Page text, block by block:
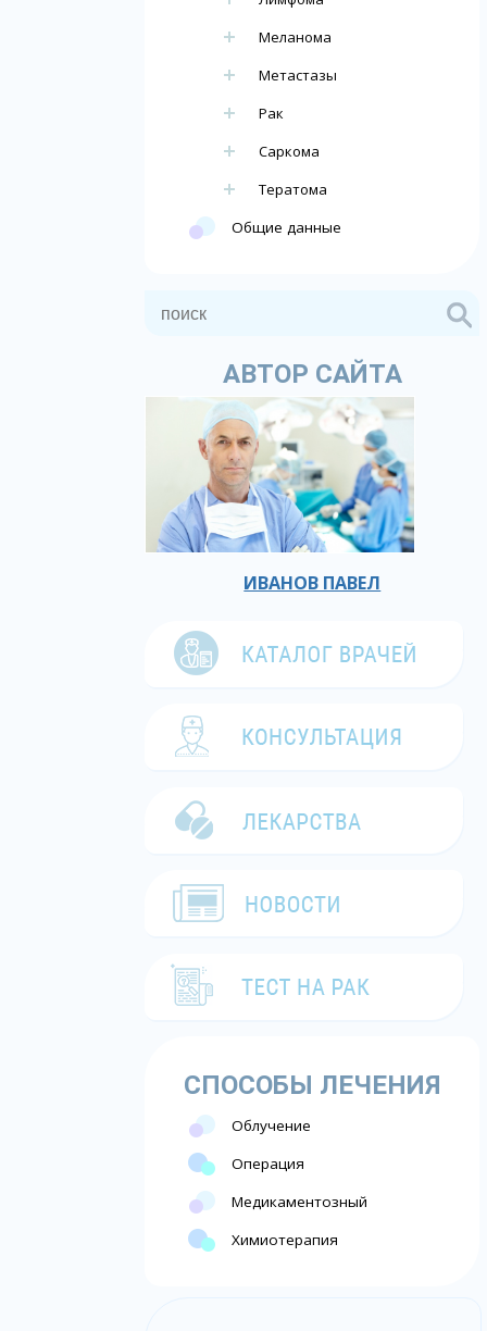
Меланома
Метастазы
Рак
Саркома
Тератома
Общие данные
АВТОР САЙТА
ИВАНОВ ПАВЕЛ
СПОСОБЫ ЛЕЧЕНИЯ
Облучение
Операция
Медикаментозный
Химиотерапия